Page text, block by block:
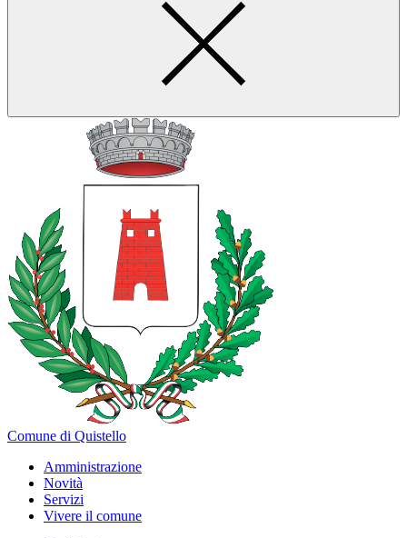
Comune di Quistello
Amministrazione
Novità
Servizi
Vivere il comune